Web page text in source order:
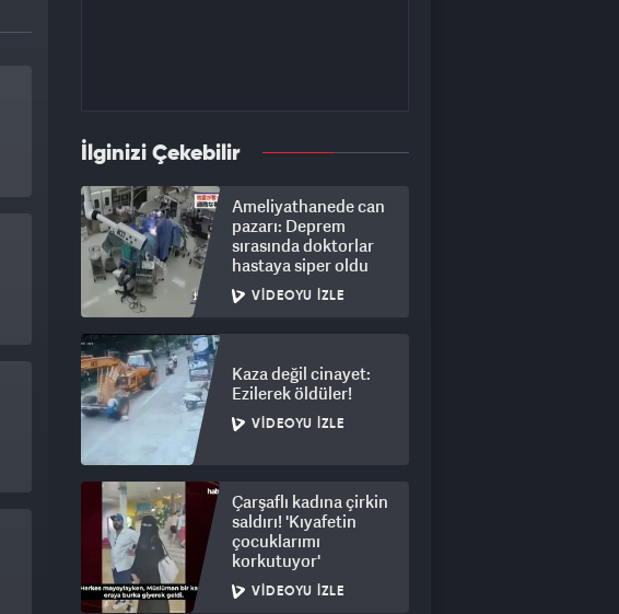
İlginizi Çekebilir
Ameliyathanede can
pazarı: Deprem
sırasında doktorlar
hastaya siper oldu
VIDEOYU İZLE
Kaza değil cinayet:
Ezilerek öldüler!
VIDEOYU İZLE
Çarşaflı kadına çirkin
saldırı! 'Kıyafetin
çocuklarımı
korkutuyor'
VIDEOYU İZLE